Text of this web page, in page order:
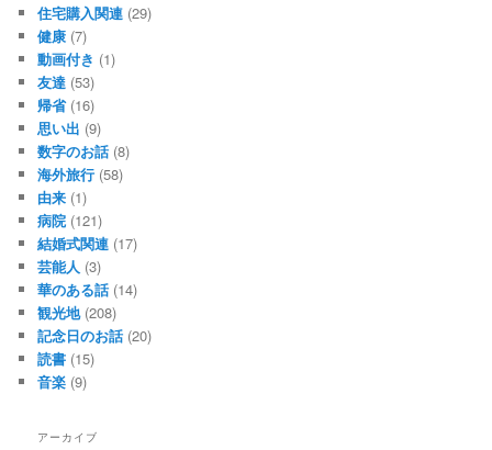
住宅購入関連 (29)
健康 (7)
動画付き (1)
友達 (53)
帰省(16)
思い出 (9)
数字のお話 (8)
海外旅行 (58)
由来 (1)
病院 (121)
結婚式関連 (17)
芸能人 (3)
華のある話 (14)
観光地(208)
記念日のお話 (20)
読書 (15)
音楽 (9)
アーカイブ